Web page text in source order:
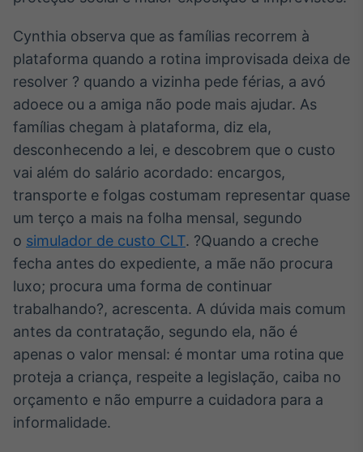
Crédito
Em breve
Cynthia observa que as famílias recorrem à
plataforma quando a rotina improvisada deixa de
resolver ? quando a vizinha pede férias, a avó
adoece ou a amiga não pode mais ajudar. As
famílias chegam à plataforma, diz ela,
desconhecendo a lei, e descobrem que o custo
vai além do salário acordado: encargos,
transporte e folgas costumam representar quase
um terço a mais na folha mensal, segundo
o simulador de custo CLT. ?Quando a creche
fecha antes do expediente, a mãe não procura
luxo; procura uma forma de continuar
trabalhando?, acrescenta. A dúvida mais comum
antes da contratação, segundo ela, não é
apenas o valor mensal: é montar uma rotina que
proteja a criança, respeite a legislação, caiba no
orçamento e não empurre a cuidadora para a
informalidade.